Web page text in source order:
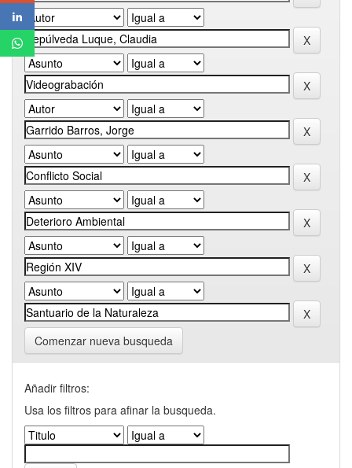
Comenzar nueva busqueda
Añadir filtros:
Usa los filtros para afinar la busqueda.